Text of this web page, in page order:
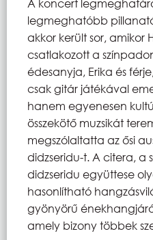
A koncert
legmeghatóbb
akkor került sor, amikor
csatlakozott a
édesanyja, Erika és
csak gitár játékával
hanem egyenesen
összekötő muzsikát
megszólaltatta az ősi
didzseridu-t. A citera, a
didzseridu együttese
hasonlítható
gyönyörű
amely bizony többek